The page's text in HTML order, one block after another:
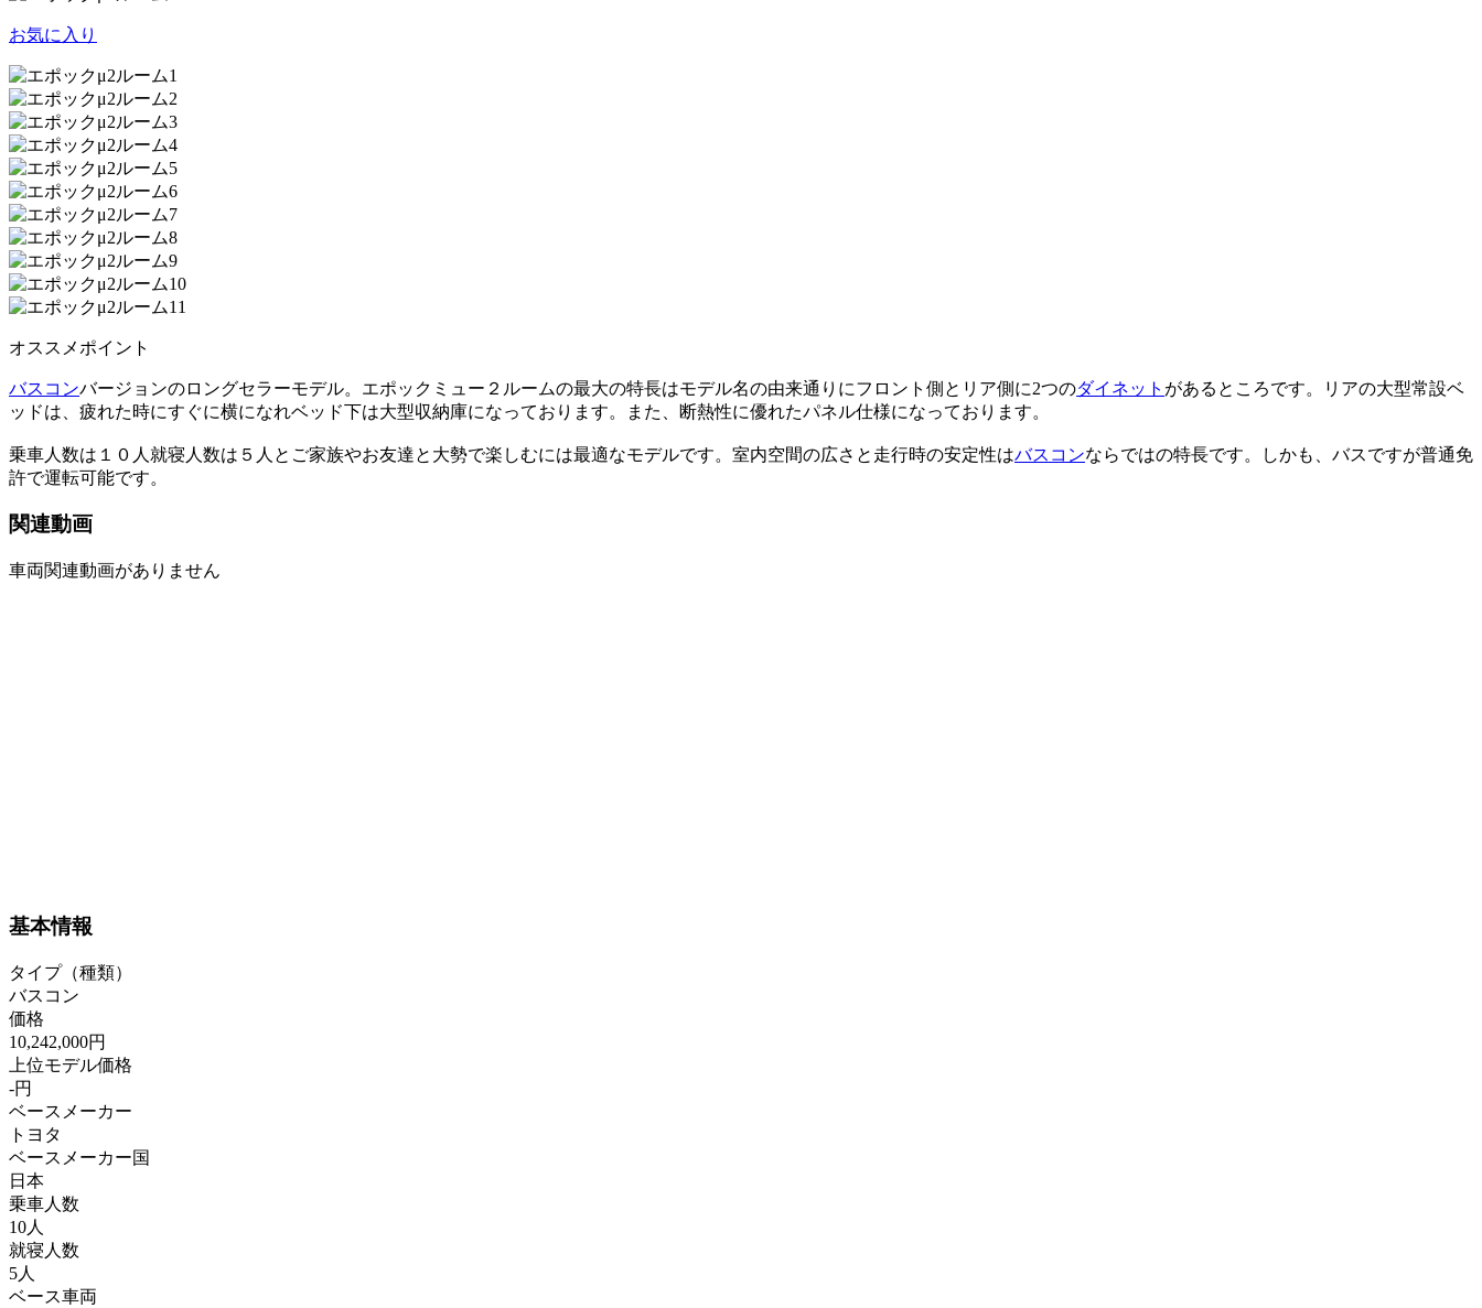
お気に入り
オススメポイント
バスコンバージョンのロングセラーモデル。エポックミュー２ルームの最大の特長はモデル名の由来通りにフロント側とリア側に2つのダイネット があるところです。リアの大型常設ベ
ッドは、疲れた時にすぐに横になれベッド下は大型収納庫になっております。また、断熱性に優れたパネル仕様になっております。
乗車人数は１０人就寝人数は５人とご家族やお友達と大勢で楽しむには最適なモデルです。室内空間の広さと走行時の安定性はバスコンならではの特長です。しかも、バスですが普通免
許で運転可能です。
関連動画
車両関連動画がありません
基本情報
タイプ（種類）
バスコン
価格
10,242,000円
上位モデル価格
-円
ベースメーカー
トヨタ
ベースメーカー国
日本
乗車人数
10人
就寝人数
5人
ベース車両